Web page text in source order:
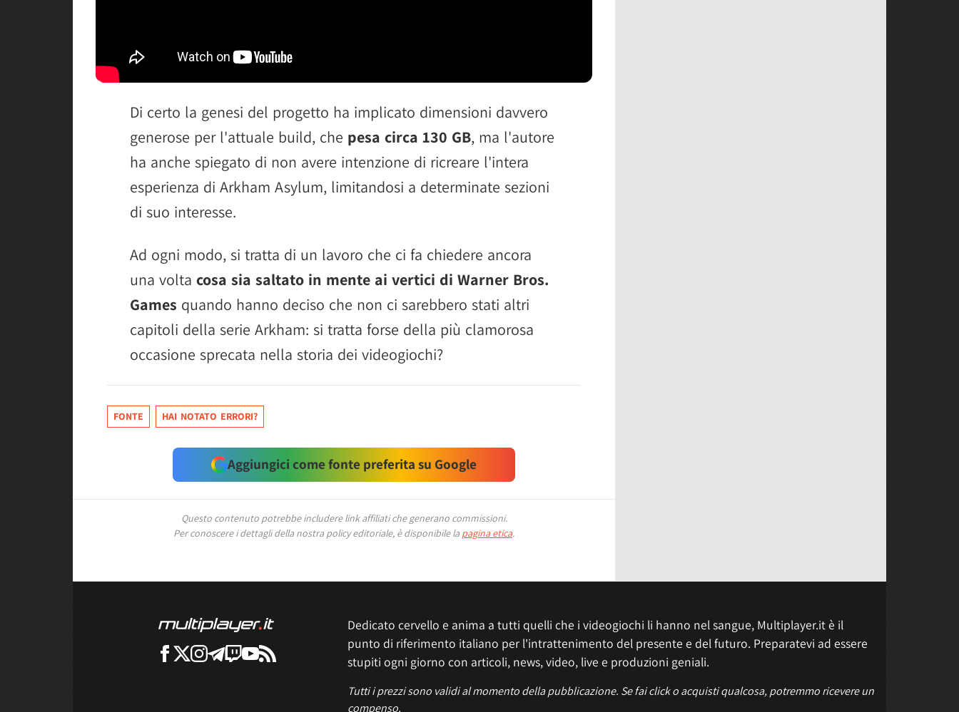
Di certo la genesi del progetto ha implicato dimensioni davvero
generose per l'attuale build, che pesa circa 130 GB, ma l'autore
ha anche spiegato di non avere intenzione di ricreare l'intera
esperienza di Arkham Asylum, limitandosi a determinate sezioni
di suo interesse.
Ad ogni modo, si tratta di un lavoro che ci fa chiedere ancora
una volta cosa sia saltato in mente ai vertici di Warner Bros.
Games quando hanno deciso che non ci sarebbero stati altri
capitoli della serie Arkham: si tratta forse della più clamorosa
occasione sprecata nella storia dei videogiochi?
FONTE HAI NOTATO ERRORI?
Aggiungici come fonte preferita su Google
Questo contenuto potrebbe includere link affiliati che generano commissioni.
Per conoscere i dettagli della nostra policy editoriale, è disponibile la pagina etica.
Dedicato cervello e anima a tutti quelli che i videogiochi li hanno nel sangue, Multiplayer.it è il
punto di riferimento italiano per l'intrattenimento del presente e del futuro. Preparatevi ad essere
stupiti ogni giorno con articoli, news, video, live e produzioni geniali.
Tutti i prezzi sono validi al momento della pubblicazione. Se fai click o acquisti qualcosa, potremmo ricevere un
compenso.